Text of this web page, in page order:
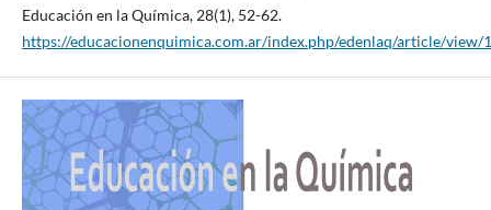
Educación en la Química, 28(1), 52-62.
https://educacionenquimica.com.ar/index.php/edenlaq/article/view/